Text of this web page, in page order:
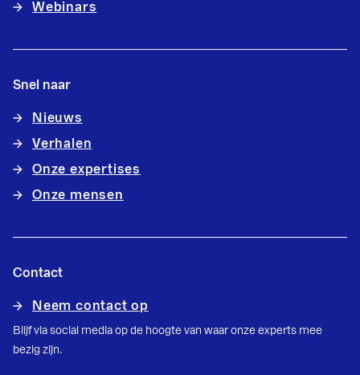
Webinars
Snel naar
Nieuws
Verhalen
Onze expertises
Onze mensen
Contact
Neem contact op
Blijf via social media op de hoogte van waar onze experts mee
bezig zijn.